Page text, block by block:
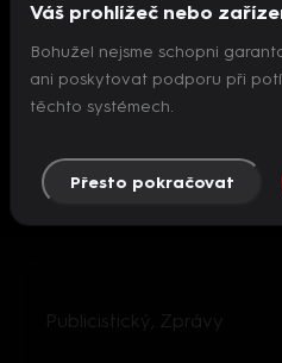
Nepodařilo se
Publicistický Zprávy
Váš prohlížeč nebo
Bohužel nejsme schopni
ani poskytovat podporu při
těchto systémech.
Přesto pokračovat